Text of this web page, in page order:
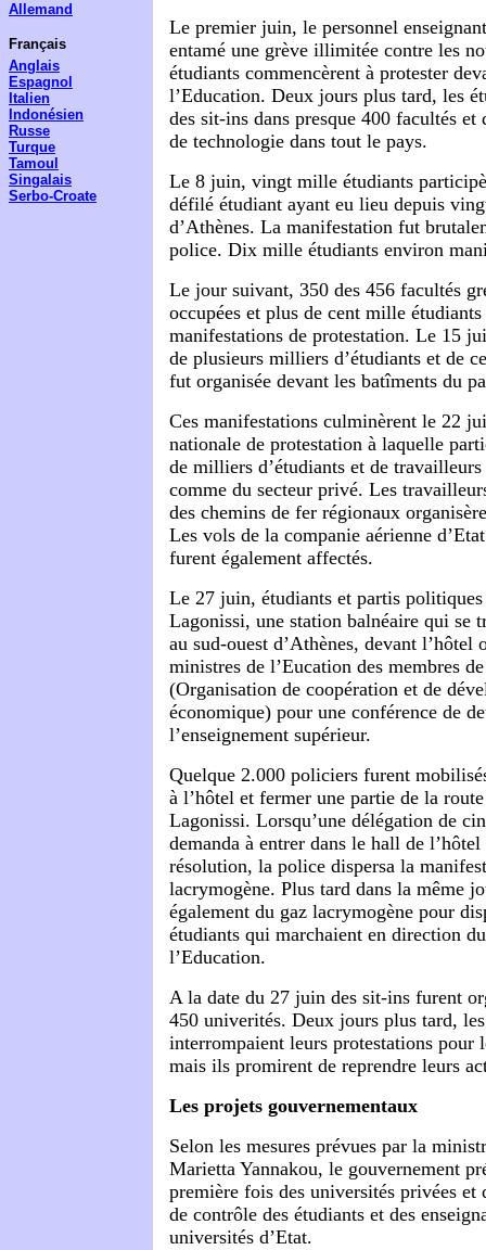
Allemand
Français
Anglais
Espagnol
Italien
Indonésien
Russe
Turque
Tamoul
Singalais
Serbo-Croate
Le premier juin, le personnel
entamé une grève illimitée contre les
étudiants commencèrent à protester
l’Education. Deux jours plus tard, les
des sit-ins dans presque 400 facultés et
de technologie dans tout le pays.
Le 8 juin, vingt mille étudiants
défilé étudiant ayant eu lieu depuis
d’Athènes. La manifestation fut
police. Dix mille étudiants environ
Le jour suivant, 350 des 456 facultés
occupées et plus de cent mille
manifestations de protestation. Le 15
de plusieurs milliers d’étudiants et de
fut organisée devant les batîments du
Ces manifestations culminèrent le 22
nationale de protestation à laquelle
de milliers d’étudiants et de
comme du secteur privé. Les
des chemins de fer régionaux
Les vols de la companie aérienne
furent également affectés.
Le 27 juin, étudiants et partis
Lagonissi, une station balnéaire qui se
au sud-ouest d’Athènes, devant l’hôtel
ministres de l’Eucation des membres
(Organisation de coopération et de
économique) pour une conférence de
l’enseignement supérieur.
Quelque 2.000 policiers furent
à l’hôtel et fermer une partie de la
Lagonissi. Lorsqu’une délégation de
demanda à entrer dans le hall de
résolution, la police dispersa la
lacrymogène. Plus tard dans la même
également du gaz lacrymogène pour
étudiants qui marchaient en direction
l’Education.
A la date du 27 juin des sit-ins furent
450 univerités. Deux jours plus tard,
interrompaient leurs protestations pour
mais ils promirent de reprendre leurs
Les projets gouvernementaux
Selon les mesures prévues par la
Marietta Yannakou, le gouvernement
première fois des universités privées et
de contrôle des étudiants et des
universités d’Etat.